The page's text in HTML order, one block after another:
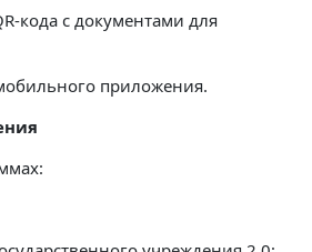
кода с документами для
приложения.